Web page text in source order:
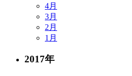
4月
3月
2月
1月
2017年